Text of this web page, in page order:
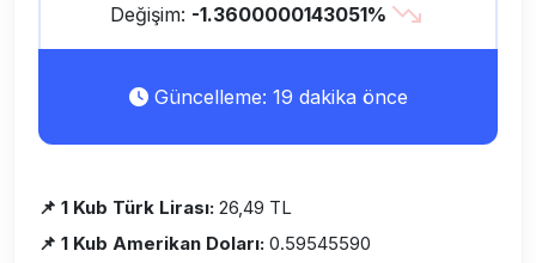
Değişim: -1.3600000143051%
Güncelleme: 19 dakika önce
📌 1 Kub Türk Lirası: 26,49 TL
📌 1 Kub Amerikan Doları: 0.59545590